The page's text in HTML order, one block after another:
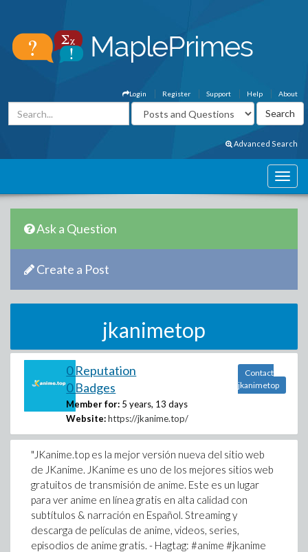
About
Help
Support
Register
Login
Advanced Search
Ask a Question
Create a Post
jkanimetop
0 Reputation
0 Badges
Member for: 5 years, 13 days
Website: https://jkanime.top/
Contact
jkanimetop
"JKanime.top es la mejor versión nueva del sitio web
de JKanime. JKanime es uno de los mejores sitios web
gratuitos de transmisión de anime. Este es un lugar
para ver anime en línea gratis en alta calidad con
subtítulos & narración en Español. Streaming y
descarga de películas de anime, videos, series,
episodios de anime gratis. - Hagtag: #anime #jkanime